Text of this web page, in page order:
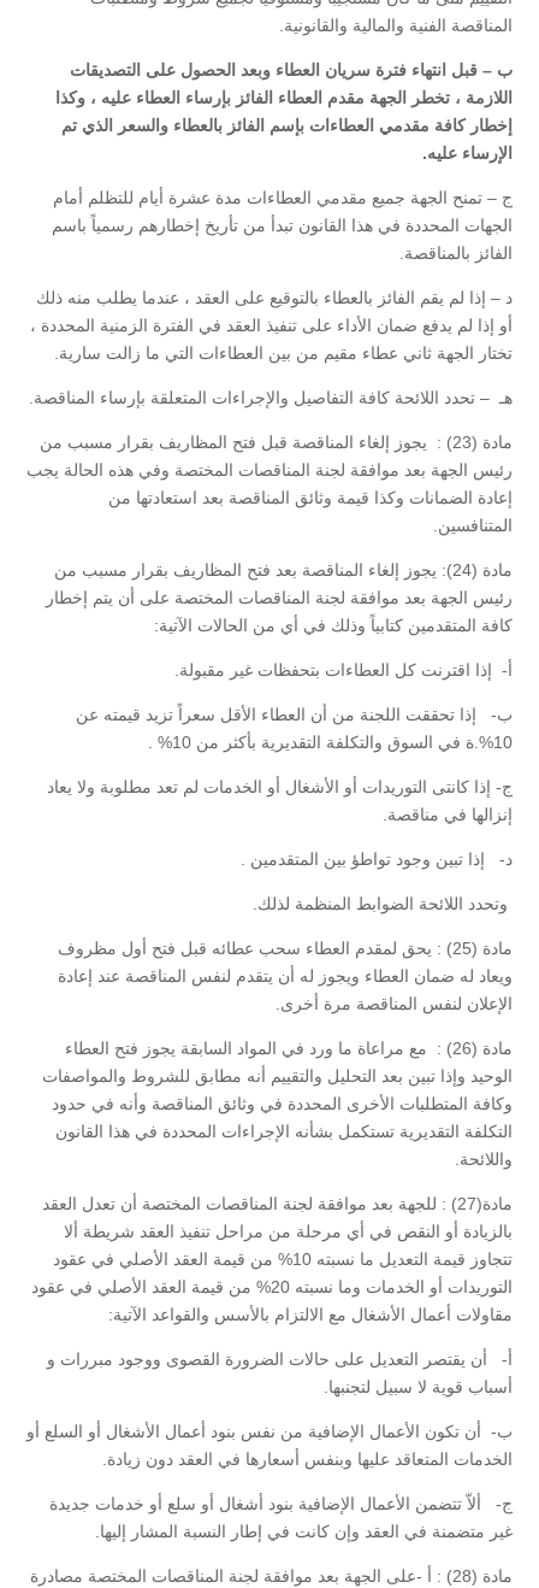
المناقصة الفنية والمالية والقانونية.
ب – قبل انتهاء فترة سريان العطاء وبعد الحصول على التصديقات
اللازمة ، تخطر الجهة مقدم العطاء الفائز بإرساء العطاء عليه ، وكذا
إخطار كافة مقدمي العطاءات بإسم الفائز بالعطاء والسعر الذي تم
الإرساء عليه.
ج – تمنح الجهة جميع مقدمي العطاءات مدة عشرة أيام للتظلم أمام
الجهات المحددة في هذا القانون تبدأ من تأريخ إخطارهم رسمياً باسم
الفائز بالمناقصة.
د – إذا لم يقم الفائز بالعطاء بالتوقيع على العقد ، عندما يطلب منه ذلك
أو إذا لم يدفع ضمان الأداء على تنفيذ العقد في الفترة الزمنية المحددة ،
تختار الجهة ثاني عطاء مقيم من بين العطاءات التي ما زالت سارية.
هـ – تحدد اللائحة كافة التفاصيل والإجراءات المتعلقة بإرساء المناقصة.
مادة (23) : يجوز إلغاء المناقصة قبل فتح المظاريف بقرار مسبب من
رئيس الجهة بعد موافقة لجنة المناقصات المختصة وفي هذه الحالة يجب
إعادة الضمانات وكذا قيمة وثائق المناقصة بعد استعادتها من
المتنافسين.
مادة (24): يجوز إلغاء المناقصة بعد فتح المظاريف بقرار مسبب من
رئيس الجهة بعد موافقة لجنة المناقصات المختصة على أن يتم إخطار
كافة المتقدمين كتابياً وذلك في أي من الحالات الآتية:
‌أ- إذا اقترنت كل العطاءات بتحفظات غير مقبولة.
‌ب- إذا تحققت اللجنة من أن العطاء الأقل سعراً تزيد قيمته عن
10%.ة في السوق والتكلفة التقديرية بأكثر من 10% .
‌ج- إذا كانتى التوريدات أو الأشغال أو الخدمات لم تعد مطلوبة ولا يعاد
إنزالها في مناقصة.
‌د- إذا تبين وجود تواطؤ بين المتقدمين .
وتحدد اللائحة الضوابط المنظمة لذلك.
مادة (25) : يحق لمقدم العطاء سحب عطائه قبل فتح أول مظروف
ويعاد له ضمان العطاء ويجوز له أن يتقدم لنفس المناقصة عند إعادة
الإعلان لنفس المناقصة مرة أخرى.
مادة (26) : مع مراعاة ما ورد في المواد السابقة يجوز فتح العطاء
الوحيد وإذا تبين بعد التحليل والتقييم أنه مطابق للشروط والمواصفات
وكافة المتطلبات الأخرى المحددة في وثائق المناقصة وأنه في حدود
التكلفة التقديرية تستكمل بشأنه الإجراءات المحددة في هذا القانون
واللائحة.
مادة(27) : للجهة بعد موافقة لجنة المناقصات المختصة أن تعدل العقد
بالزيادة أو النقص في أي مرحلة من مراحل تنفيذ العقد شريطة ألا
تتجاوز قيمة التعديل ما نسبته 10% من قيمة العقد الأصلي في عقود
التوريدات أو الخدمات وما نسبته 20% من قيمة العقد الأصلي في عقود
مقاولات أعمال الأشغال مع الالتزام بالأسس والقواعد الآتية:
‌أ- أن يقتصر التعديل على حالات الضرورة القصوى ووجود مبررات و
أسباب قوية لا سبيل لتجنبها.
‌ب- أن تكون الأعمال الإضافية من نفس بنود أعمال الأشغال أو السلع أو
الخدمات المتعاقد عليها وبنفس أسعارها في العقد دون زيادة.
‌ج- ألاّ تتضمن الأعمال الإضافية بنود أشغال أو سلع أو خدمات جديدة
غير متضمنة في العقد وإن كانت في إطار النسبة المشار إليها.
مادة (28) : أ -على الجهة بعد موافقة لجنة المناقصات المختصة مصادرة